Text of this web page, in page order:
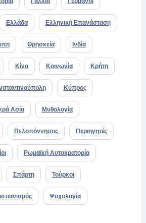
Ελλάδα Ελληνική Επανάσταση
Θρησκεία Ινδία
Κίνα Κοινωνία Κρήτη
Κύπρος
Ασία Μυθολογία
Πελοπόννησος Περιηγητές
Ρωμαϊκή Αυτοκρατορία
Σπάρτη Τούρκοι
Ψυχολογία